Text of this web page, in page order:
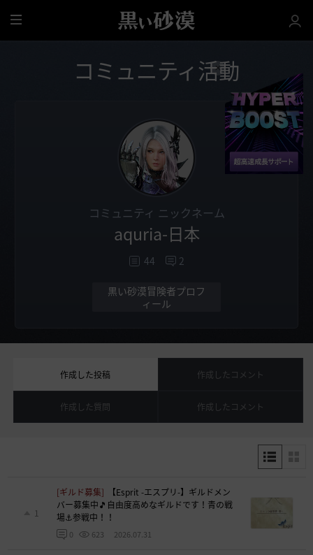
全
体
コミュニティ活動
コミュニティ ニックネーム
aquria-日本
44 2
黒い砂漠冒険者プロフ
ィール
作成した投稿 作成したコメント
作成した質問 作成したコメント
[ギルド募集]
【Esprit -エスプリ-】ギルドメン
バー募集中🎵自由度高めなギルドです！青の戦
場⚓参戦中！！
1
0 623 2026.07.31